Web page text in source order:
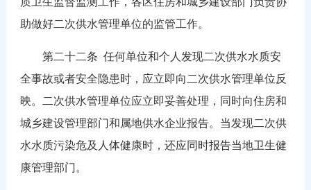
助做好二次供水管理单位的监管工作。
第二十二条 任何单位和个人发现二次供水水质安
全事故或者安全隐患时，应立即向二次供水管理单位反
映。二次供水管理单位应立即妥善处理，同时向住房和
城乡建设管理部门和属地供水企业报告。当发现二次供
水水质污染危及人体健康时，还应同时报告当地卫生健
康管理部门。